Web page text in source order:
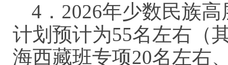
4．2026年少数民族
计划预计为55名左右（
海西藏班专项20名左右